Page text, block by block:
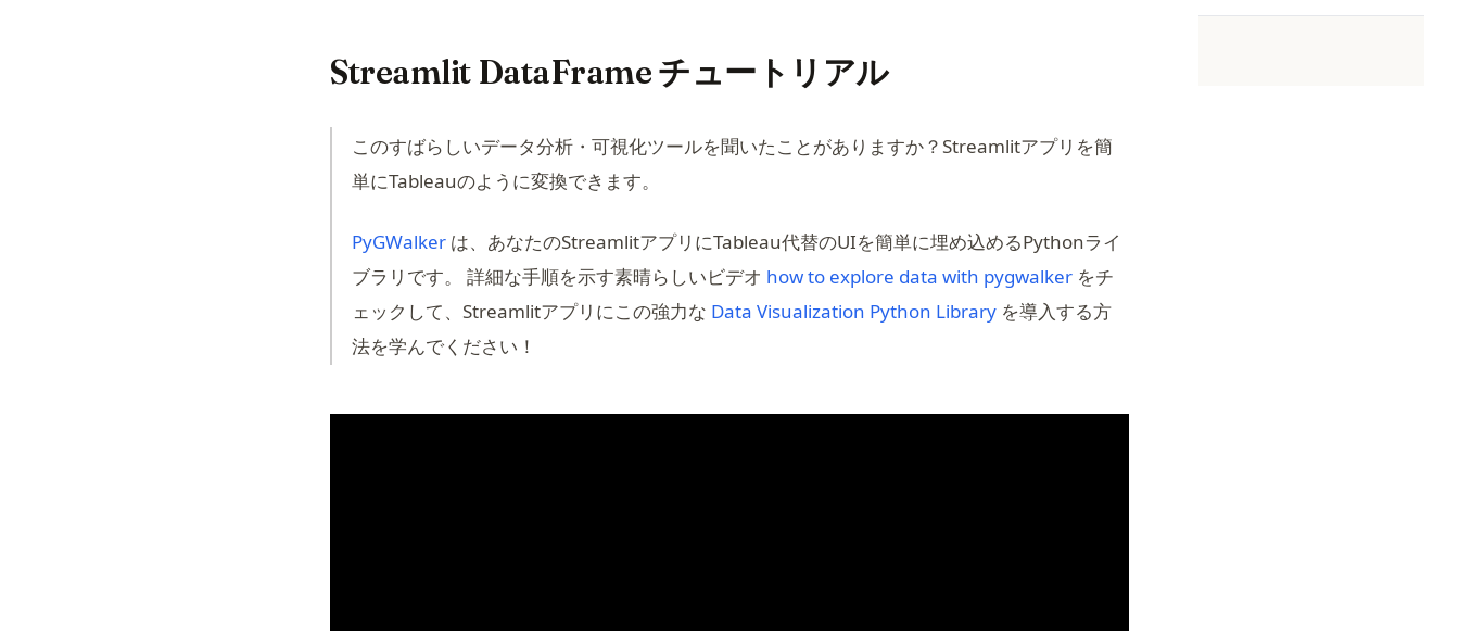
Streamlit DataFrame チュートリアル
このすばらしいデータ分析・可視化ツールを聞いたことがありますか？Streamlitアプリを簡
単にTableauのように変換できます。
PyGWalker(opens in a new tab)
は、あなたのStreamlitアプリにTableau代替のUIを簡単に埋め込めるPythonライ
ブラリです。 詳細な手順を示す素晴らしいビデオ how to explore data with pygwalker(opens in a new tab)
をチ
ェックして、Streamlitアプリにこの強力な Data Visualization Python Libraryを導入する方
法を学んでください！